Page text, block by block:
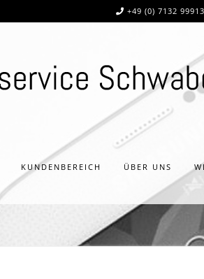
+49 (0) 7132
KUNDENBEREICH ÜBER UNS